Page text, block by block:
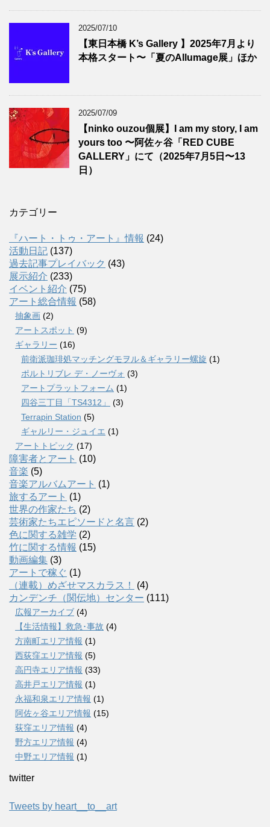
2025/07/10
【東日本橋 K’s Gallery 】2025年7月より
本格スタート〜「夏のAllumage展」ほか
2025/07/09
【ninko ouzou個展】I am my story, I am
yours too 〜阿佐ヶ谷「RED CUBE
GALLERY」にて（2025年7月5日〜13
日）
カテゴリー
『ハート・トゥ・アート』情報 (24)
活動日記 (137)
過去記事プレイバック (43)
展示紹介 (233)
イベント紹介 (75)
アート総合情報 (58)
抽象画 (2)
アートスポット (9)
ギャラリー (16)
前衛派珈琲処マッチングモヲル＆ギャラリー螺旋 (1)
ポルトリブレ デ・ノーヴォ (3)
アートプラットフォーム (1)
四谷三丁目「TS4312」
(3)
Terrapin Station (5)
ギャルリー・ジュイエ (1)
アートトピック (17)
障害者とアート (10)
音楽 (5)
音楽アルバムアート (1)
旅するアート (1)
世界の作家たち (2)
芸術家たちエピソードと名言 (2)
色に関する雑学 (2)
竹に関する情報 (15)
動画編集 (3)
アートで稼ぐ (1)
（連載）めざせマスカラス！
(4)
カンデンチ（関伝地）センター (111)
広報アーカイブ (4)
【生活情報】救急･事故 (4)
方南町エリア情報 (1)
西荻窪エリア情報 (5)
高円寺エリア情報 (33)
高井戸エリア情報 (1)
永福和泉エリア情報 (1)
阿佐ヶ谷エリア情報 (15)
荻窪エリア情報 (4)
野方エリア情報 (4)
中野エリア情報 (1)
twitter
Tweets by heart__to__art